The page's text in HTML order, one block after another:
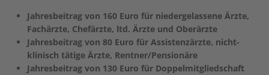
Jahresbeitrag von 160 Euro für niedergelassene Ärzte,
Fachärzte, Chefärzte, ltd. Ärzte und Oberärzte
Jahresbeitrag von 80 Euro für Assistenzärzte, nicht-
klinisch tätige Ärzte, Rentner/Pensionäre
Jahresbeitrag von 130 Euro für Doppelmitgliedschaft